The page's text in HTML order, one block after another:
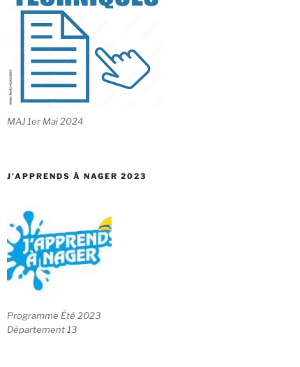
MAJ 1er Mai 2024
J’APPRENDS À NAGER 2023
Programme Été 2023
Département 13